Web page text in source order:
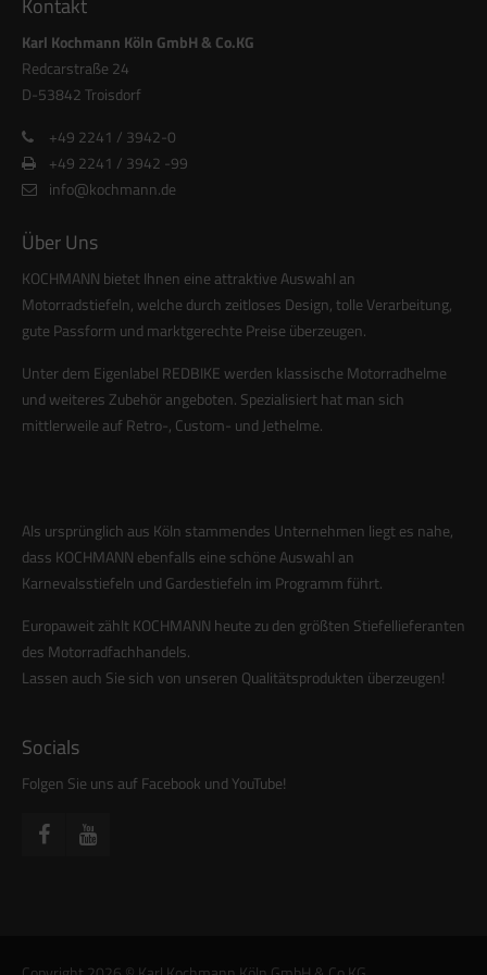
info@yourdomain.com
About us
Aenean commodo ligula eget dolor. Aenean massa. Cum
sociis natoque penatibus et magnis dis parturient montes,
nascetur ridiculus mus. Donec quam felis, ultricies nec.
Kontakt
Karl Kochmann Köln GmbH & Co.KG
Redcarstraße 24
D-53842 Troisdorf
+49 2241 / 3942-0
+49 2241 / 3942 -99
info@kochmann.de
Über Uns
KOCHMANN bietet Ihnen eine attraktive Auswahl an
Motorradstiefeln, welche durch zeitloses Design, tolle Verarbeitung,
gute Passform und marktgerechte Preise überzeugen.
Unter dem Eigenlabel REDBIKE werden klassische Motorradhelme
und weiteres Zubehör angeboten. Spezialisiert hat man sich
mittlerweile auf Retro-, Custom- und Jethelme.
Als ursprünglich aus Köln stammendes Unternehmen liegt es nahe,
dass KOCHMANN ebenfalls eine schöne Auswahl an
Karnevalsstiefeln und Gardestiefeln im Programm führt.
Europaweit zählt KOCHMANN heute zu den größten Stiefellieferanten
des Motorradfachhandels.
Lassen auch Sie sich von unseren Qualitätsprodukten überzeugen!
Socials
Folgen Sie uns auf Facebook und YouTube!